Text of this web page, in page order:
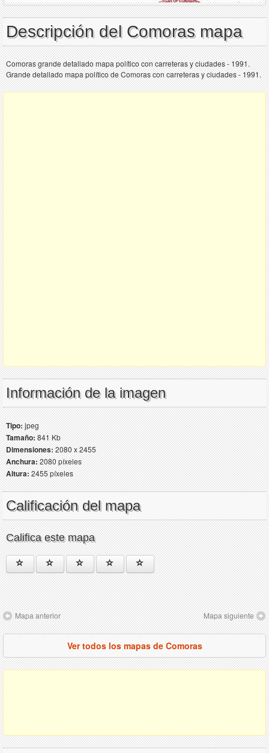
Descripción del Comoras mapa
Comoras grande detallado mapa político con carreteras y ciudades - 1991.
Grande detallado mapa político de Comoras con carreteras y ciudades - 1991.
Información de la imagen
Tipo:jpeg
Tamaño:841 Kb
Dimensiones:2080 x 2455
Anchura:2080 píxeles
Altura:2455 píxeles
Calificación del mapa
Califica este mapa
Mapa anterior Mapa siguiente
Ver todos los mapas de Comoras